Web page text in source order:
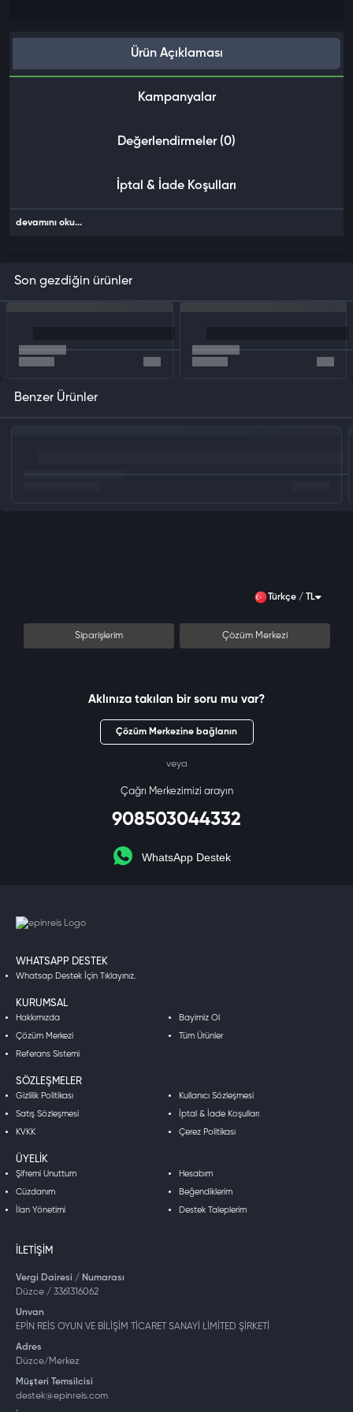
Ürün Açıklaması
Kampanyalar
Değerlendirmeler (0)
İptal & İade Koşulları
devamını oku...
Son gezdiğin ürünler
Benzer Ürünler
Türkçe / TL
Siparişlerim Çözüm Merkezi
Aklınıza takılan bir soru mu var?
Çözüm Merkezine bağlanın
veya
Çağrı Merkezimizi arayın
908503044332
WhatsApp Destek
WHATSAPP DESTEK
Whatsap Destek İçin Tıklayınız.
KURUMSAL
Hakkımızda Bayimiz Ol
Çözüm Merkezi Tüm Ürünler
Referans Sistemi
SÖZLEŞMELER
Gizlilik Politikası Kullanıcı Sözleşmesi
Satış Sözleşmesi İptal & İade Koşulları
KVKK Çerez Politikası
ÜYELIK
Şifremi Unuttum Hesabım
Cüzdanım Beğendiklerim
İlan Yönetimi Destek Taleplerim
İLETIŞIM
Vergi Dairesi / Numarası
Düzce / 3361316062
Unvan
EPİN REİS OYUN VE BİLİŞİM TİCARET SANAYİ LİMİTED ŞİRKETİ
Adres
Düzce/Merkez
Müşteri Temsilcisi
destek@epinreis.com